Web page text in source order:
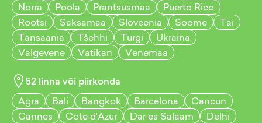
Norra
Poola Prantsusmaa
Puerto Rico
Rootsi
Saksamaa Sloveenia Soome
Tai
Tansaania
Tšehhi Türgi
Ukraina
Valgevene
Vatikan Venemaa
52 linna või piirkonda
Agra
Bali Bangkok Barcelona
Cancun
Cannes
Cote d'Azur Dar es Salaam
Delhi